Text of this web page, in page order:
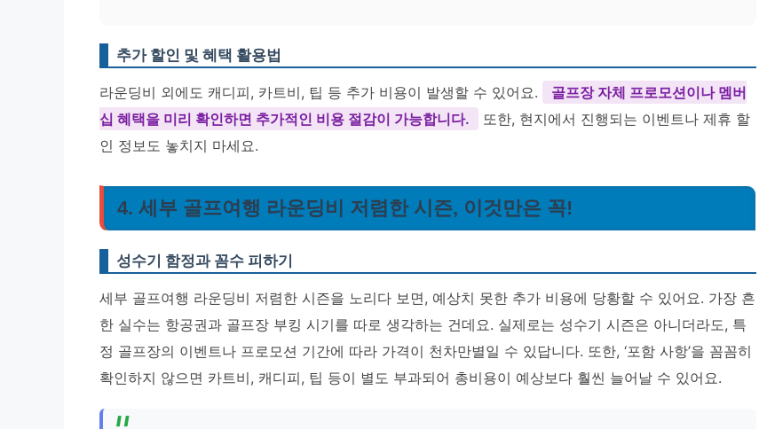
추가 할인 및 혜택 활용법
라운딩비 외에도 캐디피, 카트비, 팁 등 추가 비용이 발생할 수 있어요.
골프장 자체 프로모션이나 멤버
십 혜택을 미리 확인하면 추가적인 비용 절감이 가능합니다.
또한, 현지에서 진행되는 이벤트나 제휴 할
인 정보도 놓치지 마세요.
4. 세부 골프여행 라운딩비 저렴한 시즌, 이것만은 꼭!
성수기 함정과 꼼수 피하기
세부 골프여행 라운딩비 저렴한 시즌을 노리다 보면, 예상치 못한 추가 비용에 당황할 수 있어요. 가장 흔
한 실수는 항공권과 골프장 부킹 시기를 따로 생각하는 건데요. 실제로는 성수기 시즌은 아니더라도, 특
정 골프장의 이벤트나 프로모션 기간에 따라 가격이 천차만별일 수 있답니다. 또한, ‘포함 사항’을 꼼꼼히
확인하지 않으면 카트비, 캐디피, 팁 등이 별도 부과되어 총비용이 예상보다 훨씬 늘어날 수 있어요.